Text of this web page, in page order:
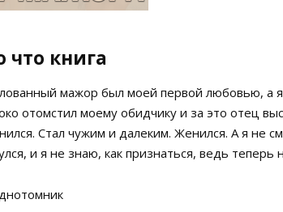
что книга
мажор был моей первой любовью, а
отомстил моему обидчику и за это отец
Стал чужим и далеким. Женился. А я не
и я не знаю, как признаться, ведь